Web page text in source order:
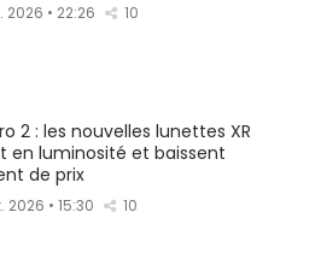
2026 • 22:26 10
2 : les nouvelles lunettes XR
en luminosité et baissent
de prix
2026 • 15:30 10